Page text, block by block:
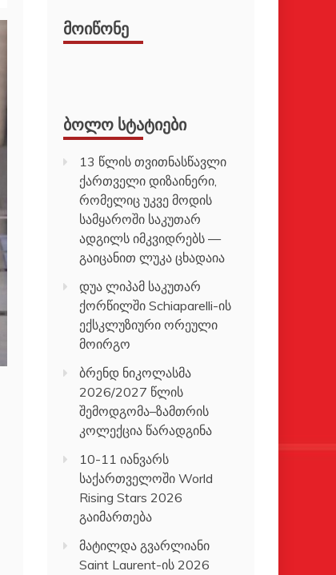
ᲛᲝᲘᲬᲝᲜᲔ
ᲑᲝᲚᲝ ᲡᲢᲐᲢᲘᲔᲑᲘ
13 წლის თვითნასწავლი
ქართველი დიზაინერი,
რომელიც უკვე მოდის
სამყაროში საკუთარ
ადგილს იმკვიდრებს —
გაიცანით ლუკა ცხადაია
დუა ლიპამ საკუთარ
ქორწილში Schiaparelli-ის
ექსკლუზიური ორეული
მოირგო
ბრენდ ნიკოლასმა
2026/2027 წლის
შემოდგომა–ზამთრის
კოლექცია წარადგინა
10-11 იანვარს
საქართველოში World
Rising Stars 2026
გაიმართება
მატილდა გვარლიანი
Saint Laurent-ის 2026